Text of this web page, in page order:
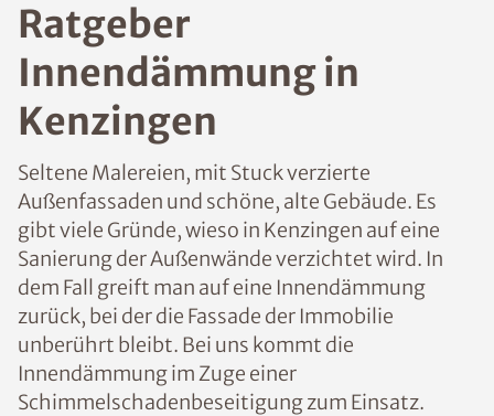
Ratgeber
Innendämmung in
Kenzingen
Seltene Malereien, mit Stuck verzierte
Außenfassaden und schöne, alte Gebäude. Es
gibt viele Gründe, wieso in Kenzingen auf eine
Sanierung der Außenwände verzichtet wird. In
dem Fall greift man auf eine Innendämmung
zurück, bei der die Fassade der Immobilie
unberührt bleibt. Bei uns kommt die
Innendämmung im Zuge einer
Schimmelschadenbeseitigung zum Einsatz.